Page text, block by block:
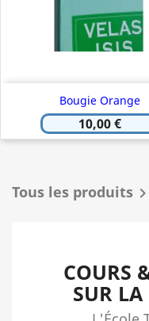
Bougie Orange
10,00 €
Tous les produits 
COURS
SUR